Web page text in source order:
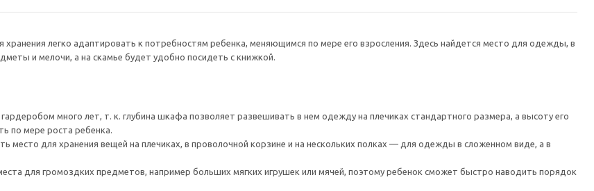
хранения легко адаптировать к потребностям ребенка, меняющимся по мере его взросления. Здесь найдется место для одежды, в
и мелочи, а на скамье будет удобно посидеть с книжкой.
много лет, т. к. глубина шкафа позволяет развешивать в нем одежду на плечиках стандартного размера, а высоту его
по мере роста ребенка.
место для хранения вещей на плечиках, в проволочной корзине и на нескольких полках — для одежды в сложенном виде, а в
для громоздких предметов, например больших мягких игрушек или мячей, поэтому ребенок сможет быстро наводить порядок